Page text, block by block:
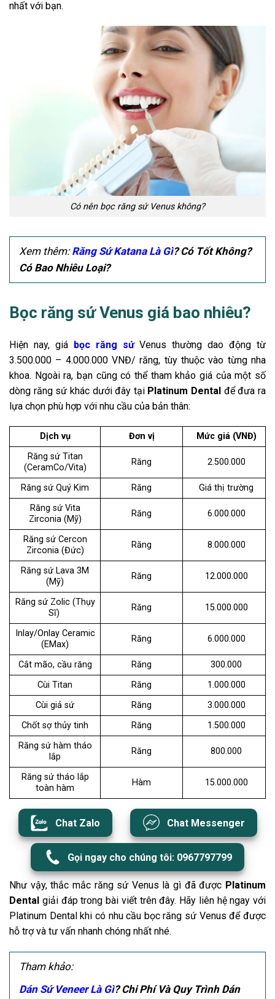
nhất với bạn.
Có nên bọc răng sứ Venus không?
Xem thêm: Răng Sứ Katana Là Gì? Có Tốt Không?
Có Bao Nhiêu Loại?
Bọc răng sứ Venus giá bao nhiêu?
Hiện nay, giá bọc răng sứVenus thường dao động từ
3.500.000 – 4.000.000 VNĐ/ răng, tùy thuộc vào từng nha
khoa. Ngoài ra, bạn cũng có thể tham khảo giá của một số
dòng răng sứ khác dưới đây tại Platinum Dental để đưa ra
lựa chọn phù hợp với nhu cầu của bản thân:
Dịch vụ Đơn vị
Mức giá (VNĐ)
Răng sứ Titan
(CeramCo/Vita)
Răng 2.500.000
Răng sứ Quý Kim Răng
Giá thị trường
Răng sứ Vita
Zirconia (Mỹ)
Răng 6.000.000
Răng sứ Cercon
Zirconia (Đức)
Răng 8.000.000
Răng sứ Lava 3M
(Mỹ)
Răng 12.000.000
Răng sứ Zolic (Thụy
Sĩ)
Răng 15.000.000
Inlay/Onlay Ceramic
(EMax)
Răng 6.000.000
Cắt mão, cầu răng Răng
300.000
Cùi Titan
Răng
1.000.000
Cùi giả sứ
Răng
3.000.000
Chốt sợ thủy tinh
Răng
1.500.000
Răng sứ hàm tháo
lắp
Răng 800.000
Răng sứ tháo lắp
toàn hàm
Hàm 15.000.000
Chat Zalo Chat Messenger
Gọi ngay cho chúng tôi: 0967797799
Như vậy, thắc mắc răng sứ Venus là gì đã được Platinum
Dental giải đáp trong bài viết trên đây. Hãy liên hệ ngay với
Platinum Dental khi có nhu cầu bọc răng sứ Venus để được
hỗ trợ và tư vấn nhanh chóng nhất nhé.
Tham khảo:
Dán Sứ Veneer Là Gì? Chi Phí Và Quy Trình Dán